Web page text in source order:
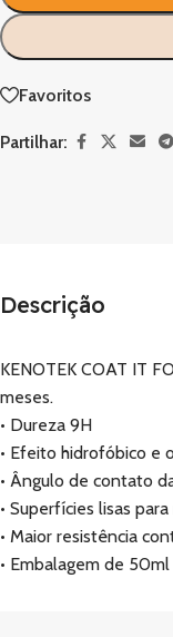
Favoritos
Partilhar:
Descrição
KENOTEK COAT IT
meses.
• Dureza 9H
• Efeito hidrofóbico e
• Ângulo de contato
• Superfícies lisas
• Maior resistência
• Embalagem de 50ml